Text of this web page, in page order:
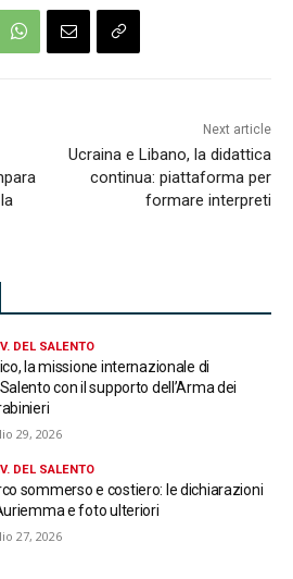
Next article
Ucraina e Libano, la didattica
continua: piattaforma per
formare interpreti
DEL SALENTO
la missione internazionale di
con il supporto dell’Arma dei
29, 2026
DEL SALENTO
sommerso e costiero: le dichiarazioni
e foto ulteriori
27, 2026